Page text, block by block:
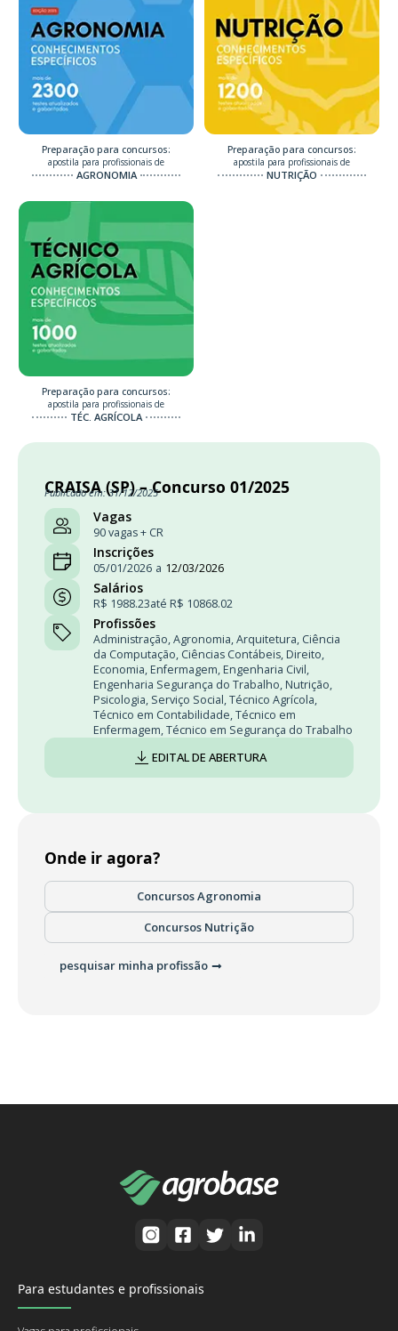
Preparação para concursos:
apostila para profissionais de
AGRONOMIA
Preparação para concursos:
apostila para profissionais de
NUTRIÇÃO
Preparação para concursos:
apostila para profissionais de
TÉC. AGRÍCOLA
CRAISA (SP) – Concurso 01/2025
Publicado em: 31/12/2025
Vagas
90 vagas + CR
Inscrições
05/01/2026 a 12/03/2026
Salários
R$ 1988.23até R$ 10868.02
Profissões
Administração,Agronomia,Arquitetura, Ciência
da Computação, Ciências Contábeis, Direito,
Economia, Enfermagem, Engenharia Civil,
Engenharia Segurança do Trabalho, Nutrição,
Psicologia, Serviço Social,Técnico Agrícola,
Técnico em Contabilidade,Técnico em
Enfermagem,Técnico em Segurança do Trabalho
EDITAL DE ABERTURA
Onde ir agora?
Concursos Agronomia
Concursos Nutrição
pesquisar minha profissão
Para estudantes e profissionais